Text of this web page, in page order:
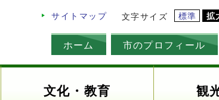
サイトマップ 文字サイズ 標準 拡
ホーム 市のプロフィール
文化・教育 観